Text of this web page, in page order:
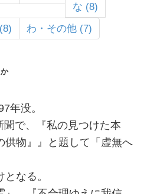
な (8)
わ・その他 (7)
年没。
で、『私の見つけた本
物』』と題して「虚無へ
なる。